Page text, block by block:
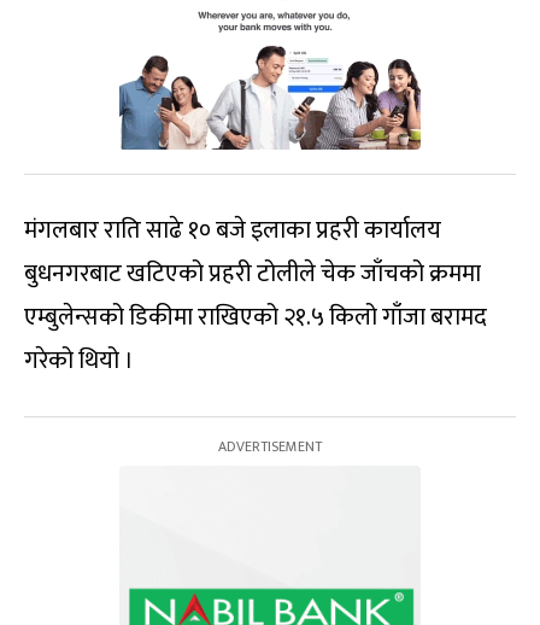
मंगलबार राति साढे १० बजे इलाका प्रहरी कार्यालय
बुधनगरबाट खटिएको प्रहरी टोलीले चेक जाँचको क्रममा
एम्बुलेन्सको डिकीमा राखिएको २१.५ किलो गाँजा बरामद
गरेको थियो ।